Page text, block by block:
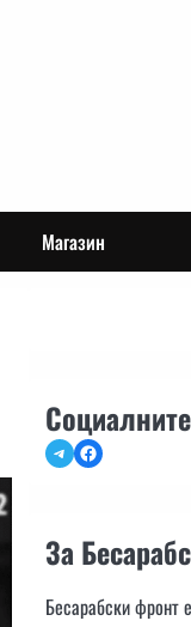
Магазин
TelegramFacebook
За
Бесарабски фронт